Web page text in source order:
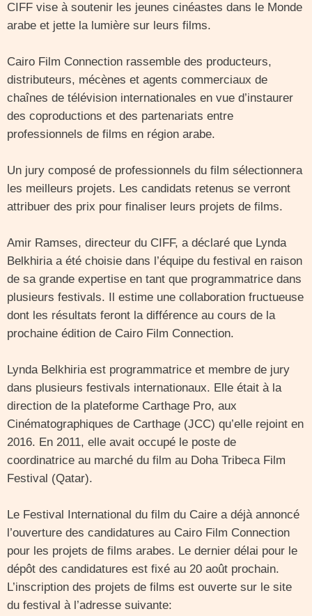
CIFF vise à soutenir les jeunes cinéastes dans le Monde
arabe et jette la lumière sur leurs films.
Cairo Film Connection rassemble des producteurs,
distributeurs, mécènes et agents commerciaux de
chaînes de télévision internationales en vue d’instaurer
des coproductions et des partenariats entre
professionnels de films en région arabe.
Un jury composé de professionnels du film sélectionnera
les meilleurs projets. Les candidats retenus se verront
attribuer des prix pour finaliser leurs projets de films.
Amir Ramses, directeur du CIFF, a déclaré que Lynda
Belkhiria a été choisie dans l’équipe du festival en raison
de sa grande expertise en tant que programmatrice dans
plusieurs festivals. Il estime une collaboration fructueuse
dont les résultats feront la différence au cours de la
prochaine édition de Cairo Film Connection.
Lynda Belkhiria est programmatrice et membre de jury
dans plusieurs festivals internationaux. Elle était à la
direction de la plateforme Carthage Pro, aux
Cinématographiques de Carthage (JCC) qu’elle rejoint en
2016. En 2011, elle avait occupé le poste de
coordinatrice au marché du film au Doha Tribeca Film
Festival (Qatar).
Le Festival International du film du Caire a déjà annoncé
l’ouverture des candidatures au Cairo Film Connection
pour les projets de films arabes. Le dernier délai pour le
dépôt des candidatures est fixé au 20 août prochain.
L’inscription des projets de films est ouverte sur le site
du festival à l’adresse suivante: